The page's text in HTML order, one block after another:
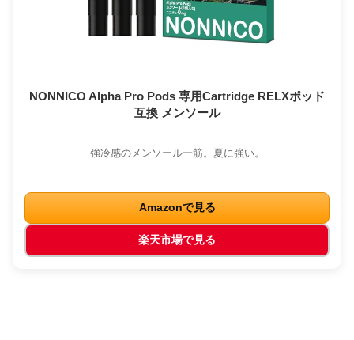
NONNICO Alpha Pro Pods 専用Cartridge RELXポッド
互換 メンソール
強冷感のメンソール一筋。夏に強い。
Amazonで見る
楽天市場で見る